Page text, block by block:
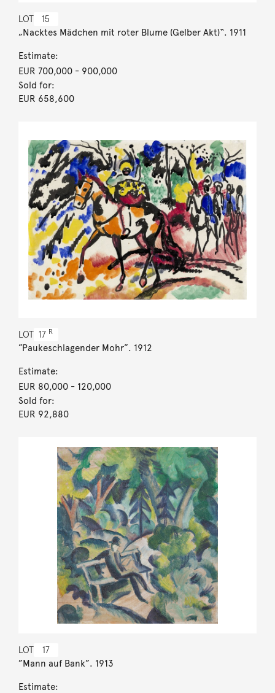
LOT 15
„Nacktes Mädchen mit roter Blume (Gelber Akt)“. 1911
Estimate:
EUR 700,000- 900,000
Sold for:
EUR 658,600
LOT 17 R
”Paukeschlagender Mohr”. 1912
Estimate:
EUR 80,000- 120,000
Sold for:
EUR 92,880
LOT 17
”Mann auf Bank”. 1913
Estimate: